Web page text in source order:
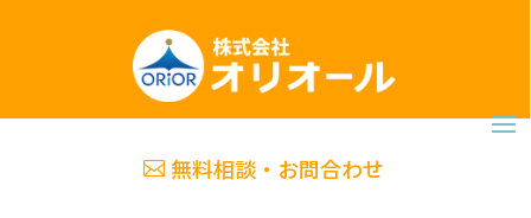
無料相談・お問合わせ